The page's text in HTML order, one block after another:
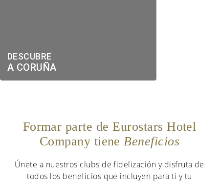
DESCUBRE
A CORUÑA
Formar parte de Eurostars Hotel
Company tieneBeneficios
Únete a nuestros clubs de fidelización y disfruta de
todos los beneficios que incluyen para ti y tu